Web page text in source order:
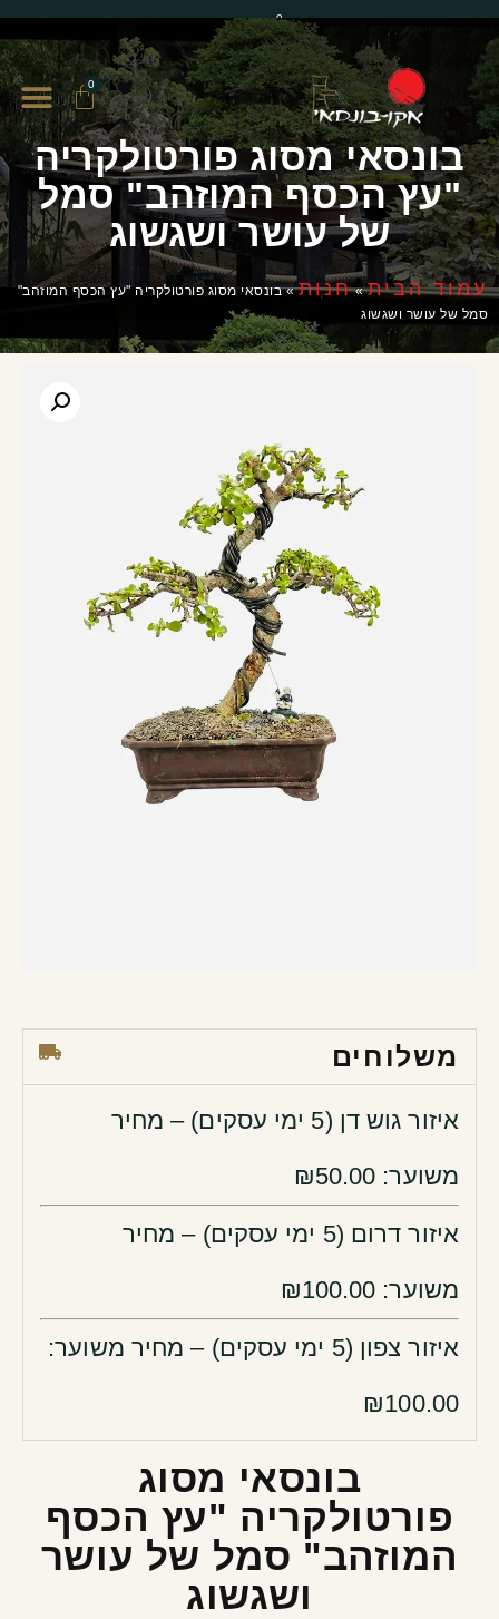
0
0
בונסאי מסוג פורטולקריה
"עץ הכסף המוזהב" סמל
של עושר ושגשוג
עמוד הבית»חנות»בונסאי מסוג פורטולקריה "עץ הכסף המוזהב"
סמל של עושר ושגשוג
משלוחים
איזור גוש דן (5 ימי עסקים) –
מחיר
משוער: ₪ 50.00
איזור דרום (5 ימי עסקים) –
מחיר
משוער: ₪ 100.00
איזור צפון (5 ימי עסקים) –
מחיר משוער:
₪100.00
בונסאי מסוג
פורטולקריה "עץ הכסף
המוזהב" סמל של עושר
ושגשוג